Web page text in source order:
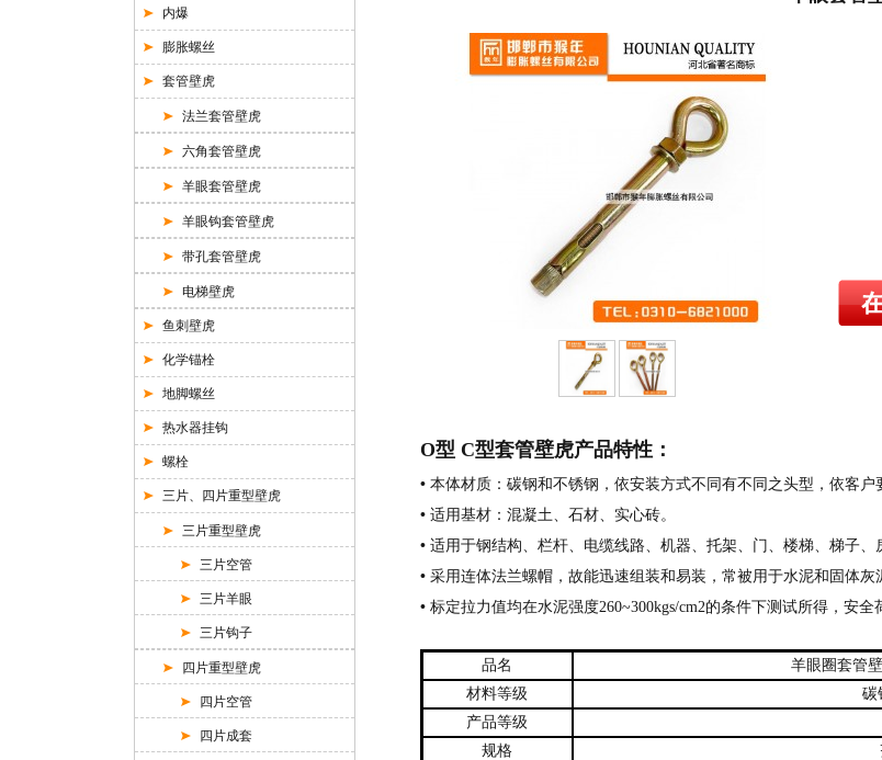
内爆
膨胀螺丝
套管壁虎
法兰套管壁虎
六角套管壁虎
羊眼套管壁虎
羊眼钩套管壁虎
带孔套管壁虎
电梯壁虎
鱼刺壁虎
化学锚栓
地脚螺丝
热水器挂钩
螺栓
三片、四片重型壁虎
三片重型壁虎
三片空管
三片羊眼
三片钩子
四片重型壁虎
四片空管
四片成套
O型 C型套管壁虎产品特性：
•本体材质：碳钢和不锈钢，依安装方式不同有不同之头型，依客户
•适用基材：混凝土、石材、实心砖。
•适用于钢结构、栏杆、电缆线路、机器、托架、门、楼梯、梯子、
• 采用连体法兰螺帽，故能迅速组装和易装，常被用于水泥和固体灰
• 标定拉力值均在水泥强度260~300kgs/cm2的条件下测试所得，安全
品名
羊眼圈套管
材料等级
碳
产品等级
规格